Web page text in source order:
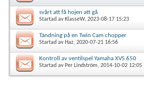
svårt att få hojen att gå
Startad av KlasseW, 2023-08-17 15:23
Tändning på en Twin Cam chopper
Startad av Haz, 2020-07-21 16:56
Kontroll av ventilspel Yamaha XVS 650
Startad av Per Lindström, 2014-10-02 12:05